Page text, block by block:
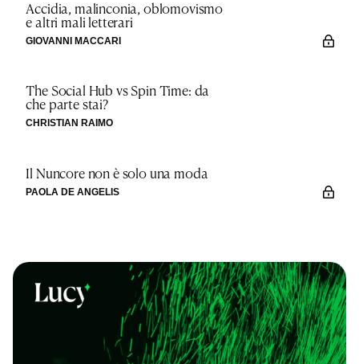
Accidia, malinconia, oblomovismo
e altri mali letterari
GIOVANNI MACCARI
The Social Hub vs Spin Time: da
che parte stai?
CHRISTIAN RAIMO
Il Nuncore non è solo una moda
PAOLA DE ANGELIS